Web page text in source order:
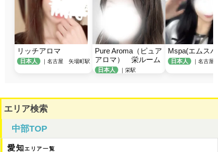
リッチアロマ
日本人 ｜名古屋 矢場町駅
Pure Aroma（ピュア
アロマ）　栄ルーム
日本人 ｜栄駅
Mspa(エムス
日本人 ｜名古
エリア検索
中部TOP
愛知エリア一覧